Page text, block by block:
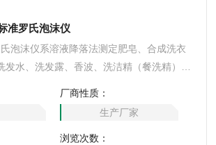
准罗氏泡沫仪
泡沫仪系溶液降落法测定肥皂、合成洗衣
发水、洗发露、香波、洗洁精（餐洗精）、
小央发生泡沫活动,测量其高度,测定其泡沫
T13173-2008国家标准,部标准所规定的技
厂商性质：
生产厂家
浏览次数：